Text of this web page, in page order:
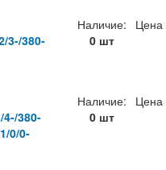
3-/380-
Наличие:
0 шт
Цена
380-
0/0-
Наличие:
0 шт
Цена